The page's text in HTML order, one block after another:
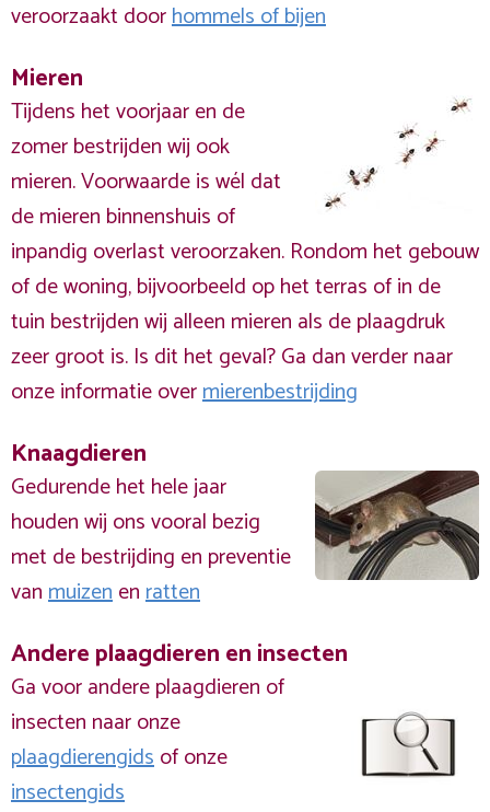
veroorzaakt doorhommels of bijen
Mieren
Tijdens het voorjaar en de
zomer bestrijden wij ook
mieren. Voorwaarde is wél dat
de mieren binnenshuis of
inpandig overlast veroorzaken. Rondom het gebouw
of de woning, bijvoorbeeld op het terras of in de
tuin bestrijden wij alleen mieren als de plaagdruk
zeer groot is. Is dit het geval? Ga dan verder naar
onze informatie overmierenbestrijding
Knaagdieren
Gedurende het hele jaar
houden wij ons vooral bezig
met de bestrijding en preventie
vanmuizenenratten
Andere plaagdieren en insecten
Ga voor andere plaagdieren of
insecten naar onze
plaagdierengidsof onze
insectengids